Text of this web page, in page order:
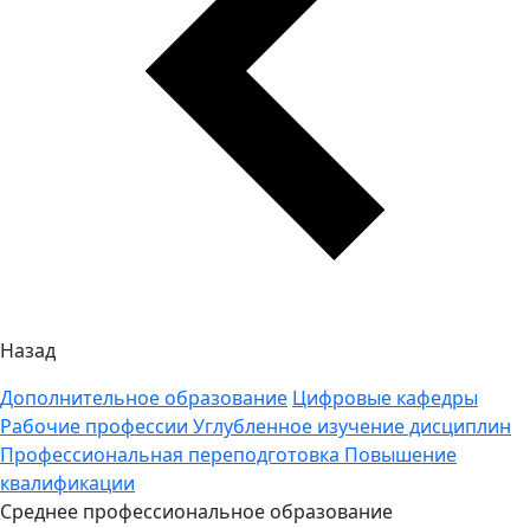
Назад
Дополнительное образование Цифровые кафедры
Рабочие профессии Углубленное изучение дисциплин
Профессиональная переподготовка Повышение
квалификации
Среднее профессиональное образование